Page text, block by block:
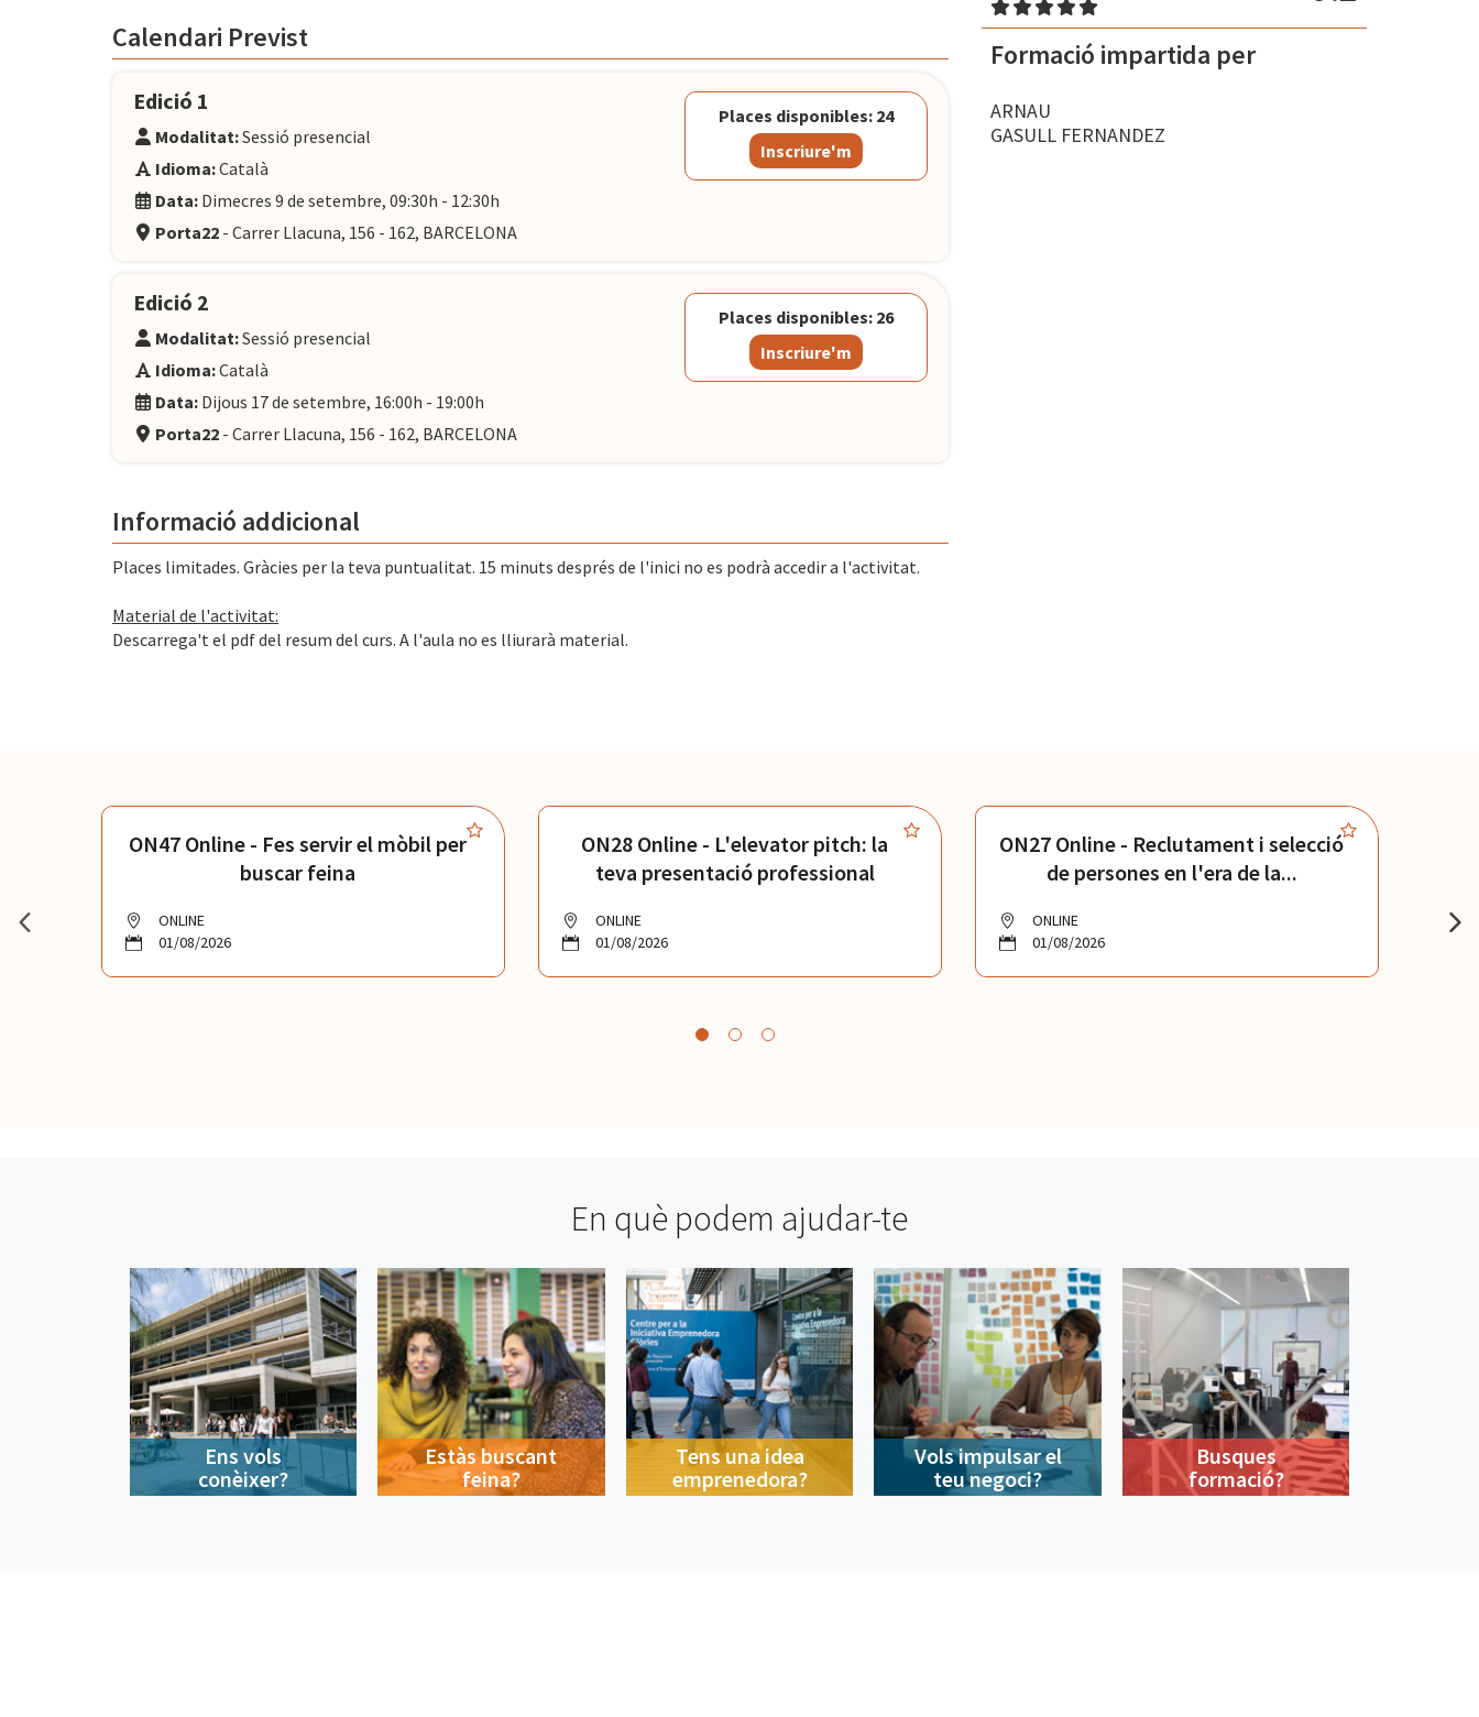
Calendari Previst
Edició 1
Modalitat:Sessió presencial
Idioma:Català
Data: Dimecres 9 de setembre, 09:30h - 12:30h
Porta22 - Carrer Llacuna, 156 - 162, BARCELONA
Places disponibles: 24
Inscriure'm
Edició 2
Modalitat:Sessió presencial
Idioma:Català
Data: Dijous 17 de setembre, 16:00h - 19:00h
Porta22 - Carrer Llacuna, 156 - 162, BARCELONA
Places disponibles: 26
Inscriure'm
Informació addicional
Places limitades. Gràcies per la teva puntualitat. 15 minuts després de l'inici no es podrà accedir a l'activitat.
Material de l'activitat:
Descarrega't el pdf del resum del curs. A l'aula no es lliurarà material.
Formació impartida per
ARNAU
GASULL FERNANDEZ
ON47 Online - Fes servir el mòbil per
buscar feina
ONLINE
01/08/2026
ON28 Online - L'elevator pitch: la
teva presentació professional
ONLINE
01/08/2026
ON27 Online - Reclutament i selecció
de persones en l'era de la...
ONLINE
01/08/2026
En què podem ajudar-te
Ens vols
conèixer?
Estàs buscant
feina?
Tens una idea
emprenedora?
Vols impulsar el
teu negoci?
Busques
formació?